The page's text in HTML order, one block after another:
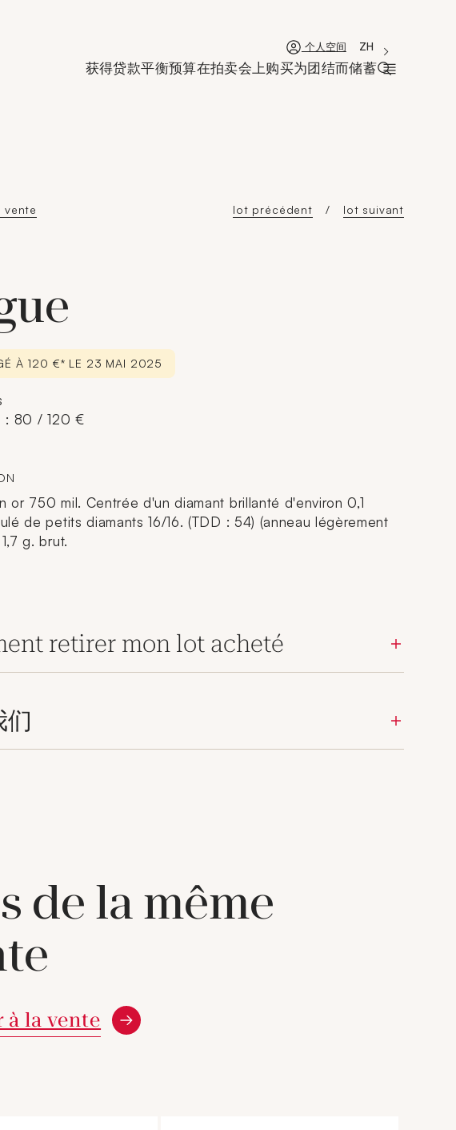
新窗口个人空间 'Choisir une
La langue
ZH
获得贷款平衡预算在拍卖会上购买为团结而储蓄
vente lot précédent lot suivant
À 120 €* LE 23 MAI 2025
: 80 / 120 €
or 750 mil. Centrée d'un diamant brillanté d'environ 0,1
de petits diamants 16/16. (TDD : 54) (anneau légèrement
g. brut.
retirer mon lot acheté
们
de la même
à la vente